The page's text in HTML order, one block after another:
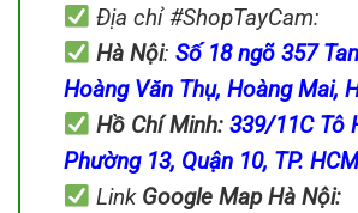
Địa chỉ #ShopTayCam:
Hà Nội: Số 18 ngõ 357
Hoàng Văn Thụ, Hoàng Mai,
Hồ Chí Minh: 339/11C Tô
Phường 13, Quận 10, TP. HCM
Link Google Map Hà Nội: